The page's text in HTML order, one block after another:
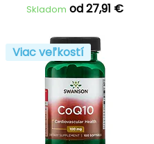
Skladom od 27,91 €
Viac veľkostí